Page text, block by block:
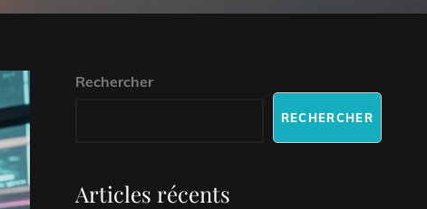
Rechercher
RECHERCHER
Articles récents